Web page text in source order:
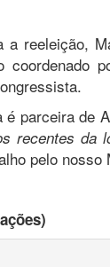
a reeleição,
coordenado
é parceira de
recentes da
pelo